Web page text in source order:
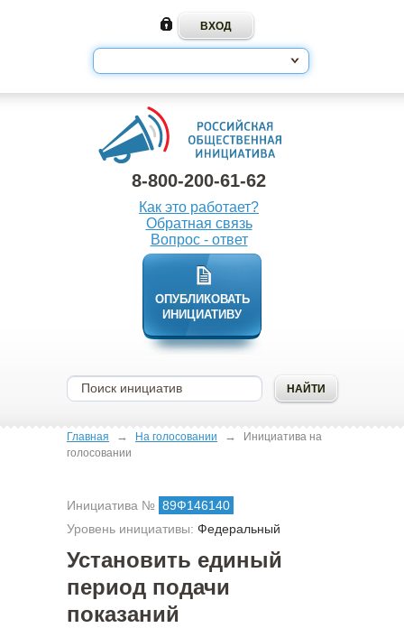
8-800-200-61-62
Как это работает?
Обратная связь
Вопрос - ответ
ОПУБЛИКОВАТЬ
ИНИЦИАТИВУ
Главная → На голосовании →
Инициатива на
голосовании
Инициатива № 89Ф146140
Уровень инициативы: Федеральный
Установить единый
период подачи
показаний